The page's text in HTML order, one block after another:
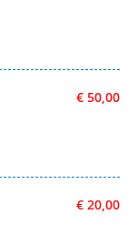
€ 50,00
€ 20,00